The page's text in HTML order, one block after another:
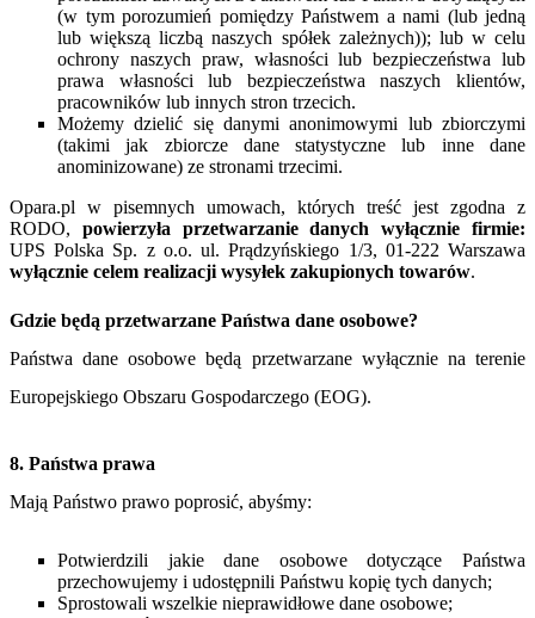
(w tym porozumień pomiędzy Państwem a nami (lub jedną
lub większą liczbą naszych spółek zależnych)); lub w celu
ochrony naszych praw, własności lub bezpieczeństwa lub
prawa własności lub bezpieczeństwa naszych klientów,
pracowników lub innych stron trzecich.
Możemy dzielić się danymi anonimowymi lub zbiorczymi
(takimi jak zbiorcze dane statystyczne lub inne dane
anominizowane) ze stronami trzecimi.
Opara.pl w pisemnych umowach, których treść jest zgodna z
RODO, powierzyła przetwarzanie danych wyłącznie firmie:
UPS Polska Sp. z o.o. ul. Prądzyńskiego 1/3, 01-222 Warszawa
wyłącznie celem realizacji wysyłek zakupionych towarów.
Gdzie będą przetwarzane Państwa dane osobowe?
Państwa dane osobowe będą przetwarzane wyłącznie na terenie
Europejskiego Obszaru Gospodarczego (EOG).
8. Państwa prawa
Mają Państwo prawo poprosić, abyśmy:
Potwierdzili jakie dane osobowe dotyczące Państwa
przechowujemy i udostępnili Państwu kopię tych danych;
Sprostowali wszelkie nieprawidłowe dane osobowe;